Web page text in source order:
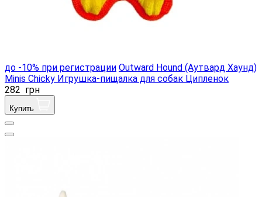
до -10% при регистрации Outward Hound (Аутвард Хаунд)
Minis Chicky Игрушка-пищалка для собак Ципленок
282 грн
Купить